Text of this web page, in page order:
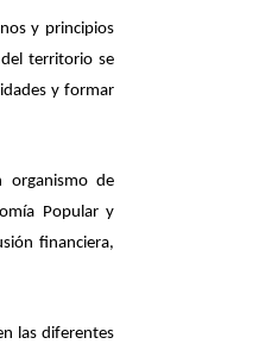
y principios
territorio se
y formar
organismo de
Popular y
financiera,
las diferentes